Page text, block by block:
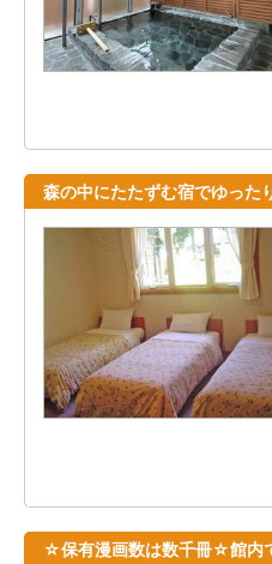
森の中にたたずむ宿でゆっ
☆保有漫画数は数千冊☆館内